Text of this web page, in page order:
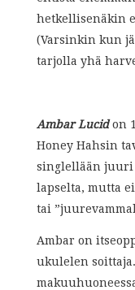
hetkellisenäkin
(Varsinkin kun
tarjolla yhä
Ambar Lucidon
Honey Hahsin
singlellään juuri
lapselta, mutta
tai
Ambar on
ukulelen